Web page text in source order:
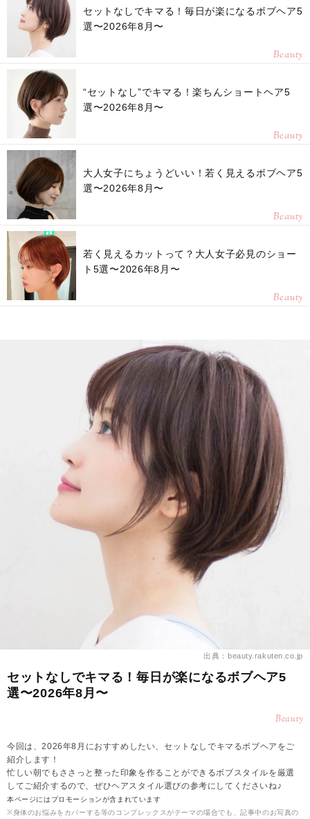
セットなしでキマる！毎日が楽になるボブヘア5
選〜2026年8月〜
Beauty
“セットなし”でキマる！楽ちんショートヘア5
選〜2026年8月〜
Beauty
大人女子にちょうどいい！若く見えるボブヘア5
選〜2026年8月〜
Beauty
若く見えるカットって？大人女子必見のショー
ト5選〜2026年8月〜
Beauty
出典：beauty.rakuten.co.jp
セットなしでキマる！毎日が楽になるボブヘア5
選〜2026年8月〜
Beauty
今回は、2026年8月におすすめしたい、セットなしでキマるボブヘアをご
紹介します！
忙しい朝でもささっと整った印象を作ることができるボブスタイルを厳選
してご紹介するので、ぜひヘアスタイル選びの参考にしてくださいね♪
本ページにはプロモーションが含まれています
※身体のお悩みをカバーする等のコンプレックスがテーマの場合でも、記事中のお写真の